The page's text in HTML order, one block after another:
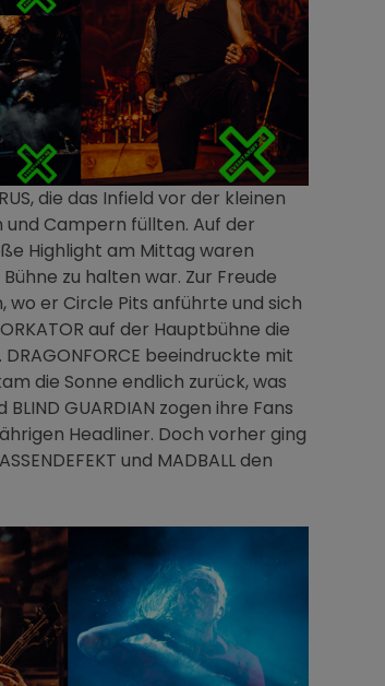
die das Infield vor der kleinen
Campern füllten. Auf der
Highlight am Mittag waren
zu halten war. Zur Freude
er Circle Pits anführte und sich
auf der Hauptbühne die
beeindruckte mit
die Sonne endlich zurück, was
BLIND GUARDIAN zogen ihre Fans
Headliner. Doch vorher ging
und MADBALL den